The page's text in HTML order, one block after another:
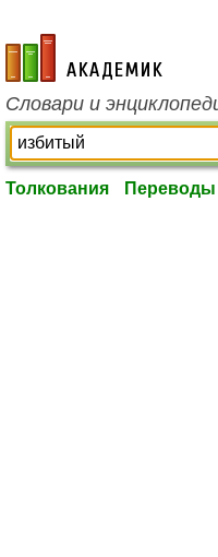
academic.ru
Словари и
Толкования Переводы